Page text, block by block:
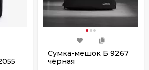
Сумка-мешок Б 9267
чёрная